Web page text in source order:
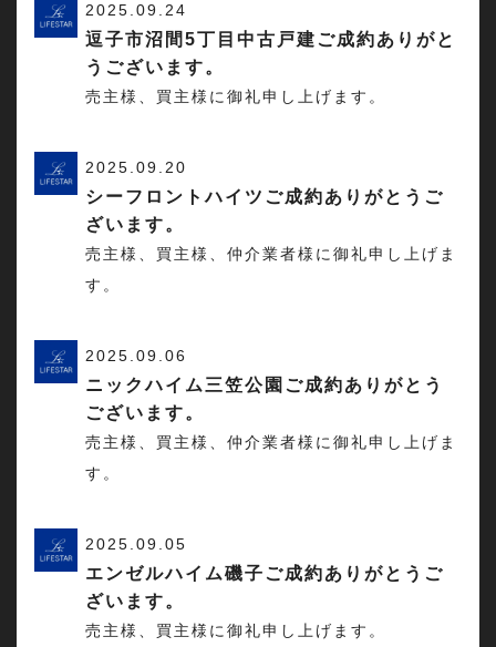
2025.09.24
逗子市沼間5丁目中古戸建ご成約ありがと
うございます。
売主様、買主様に御礼申し上げます。
2025.09.20
シーフロントハイツご成約ありがとうご
ざいます。
売主様、買主様、仲介業者様に御礼申し上げま
す。
2025.09.06
ニックハイム三笠公園ご成約ありがとう
ございます。
売主様、買主様、仲介業者様に御礼申し上げま
す。
2025.09.05
エンゼルハイム磯子ご成約ありがとうご
ざいます。
売主様、買主様に御礼申し上げます。